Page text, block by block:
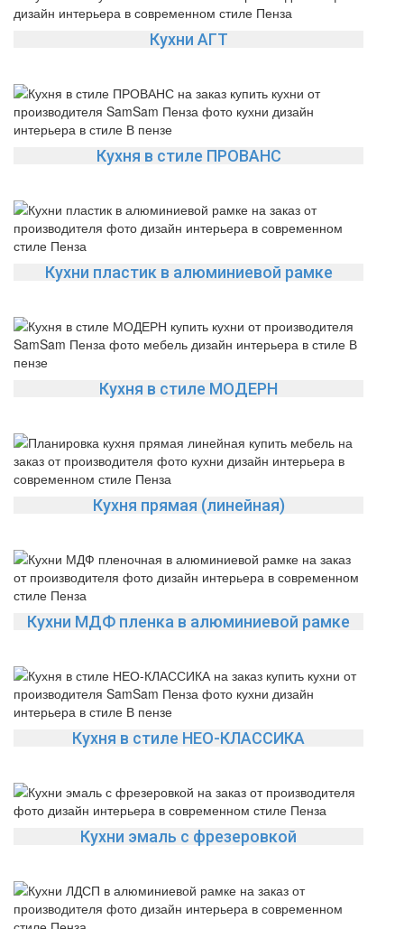
Кухни АГТ
Кухня в стиле ПРОВАНС
Кухни пластик в алюминиевой рамке
Кухня в стиле МОДЕРН
Кухня прямая (линейная)
Кухни МДФ пленка в алюминиевой рамке
Кухня в стиле НЕО-КЛАССИКА
Кухни эмаль с фрезеровкой
Да Изменить